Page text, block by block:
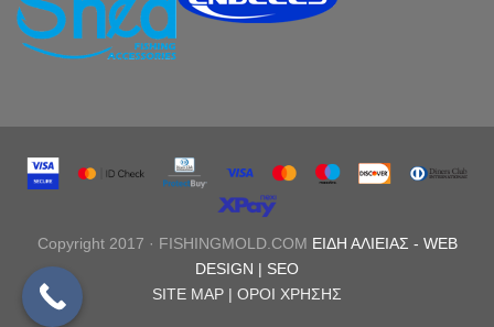
Copyright 2017 · FISHINGMOLD.COM ΕΙΔΗ ΑΛΙΕΙΑΣ - WEB
DESIGN | SEO
SITE MAP | ΟΡΟΙ ΧΡΗΣΗΣ